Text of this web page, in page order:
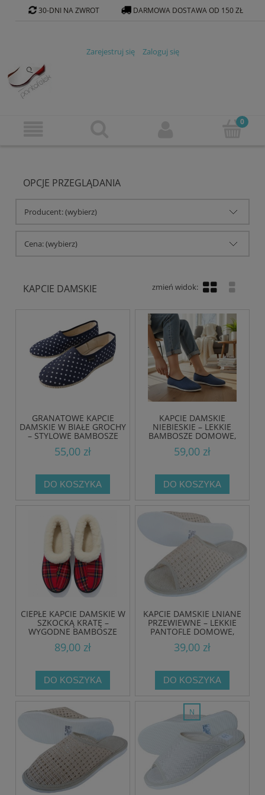
Zarejestruj się Zaloguj się
30-DNI NA ZWROT DARMOWA DOSTAWA OD 150 ZŁ
OPCJE PRZEGLĄDANIA
Producent: (wybierz)
Cena: (wybierz)
KAPCIE DAMSKIE
GRANATOWE KAPCIE
DAMSKIE W BIAŁE GROCHY
– STYLOWE BAMBOSZE
55,00 zł
DO KOSZYKA
KAPCIE DAMSKIE
NIEBIESKIE – LEKKIE
BAMBOSZE DOMOWE,
59,00 zł
DO KOSZYKA
CIEPŁE KAPCIE DAMSKIE W
SZKOCKĄ KRATĘ –
WYGODNE BAMBOSZE
DOMOWE Z FUTERKIEM
89,00 zł
DO KOSZYKA
KAPCIE DAMSKIE LNIANE
PRZEWIEWNE – LEKKIE
PANTOFLE DOMOWE,
PRODUKT POLSKI
39,00 zł
DO KOSZYKA
nowość